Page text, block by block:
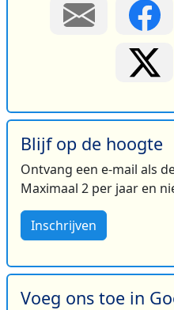
Blijf op de hoogte
Ontvang een e-mail als
Maximaal 2 per jaar en
Inschrijven
Voeg ons toe in